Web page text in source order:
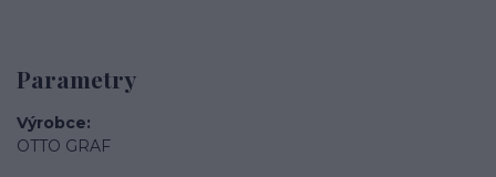
Parametry
Výrobce
OTTO GRAF